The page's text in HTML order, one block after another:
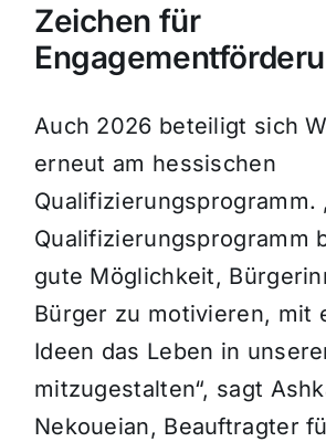
Zeichen für
Auch 2026 beteiligt sich
erneut am hessischen
Qualifizierungsprogramm.
Qualifizierungsprogramm
gute Möglichkeit,
Bürger zu motivieren, mit
Ideen das Leben in
mitzugestalten“, sagt
Nekoueian, Beauftragter